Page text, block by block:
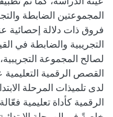
المجموعتين الضابطة
التجريبية والضابطة في
لصالح المجموعة
القصص الرقمية التعليمية
لدى تلميذات المرحلة
الرقمية كأداة تعليمية